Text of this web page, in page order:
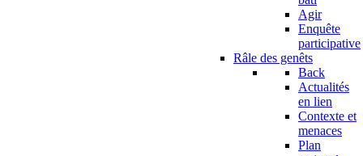
Agir
Enquête
participative
Râle des genêts
Back
Actualités
en lien
Contexte et
menaces
Plan